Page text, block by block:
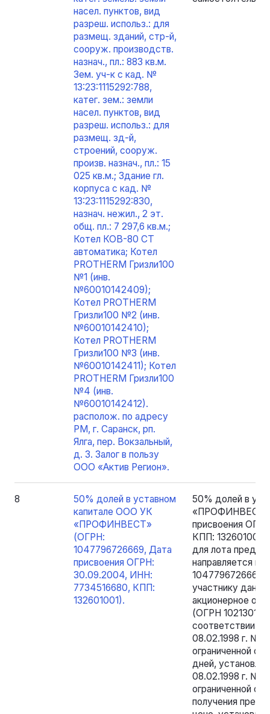
насел. пунктов, вид
разреш. использ.: для
размещ. зданий, стр-й,
сооруж. производств.
назнач., пл.: 883 кв.м.
Зем. уч-к с кад. №
13:23:1115292:788,
катег. зем.: земли
насел. пунктов, вид
разреш. использ.: для
размещ. зд-й,
строений, сооруж.
произв. назнач., пл.: 15
025 кв.м.; Здание гл.
корпуса с кад. №
13:23:1115292:830,
назнач. нежил., 2 эт.
общ. пл.: 7 297,6 кв.м.;
Котел КОВ-80 СТ
автоматика; Котел
PROTHERM Гризли100
№1 (инв.
№60010142409);
Котел PROTHERM
Гризли100 №2 (инв.
№60010142410);
Котел PROTHERM
Гризли100 №3 (инв.
№60010142411); Котел
PROTHERM Гризли100
№4 (инв.
№60010142412).
располож. по адресу
РМ, г. Саранск, рп.
Ялга, пер. Вокзальный,
д. 3. Залог в пользу
ООО «Актив Регион».
8
50% долей в уставном
капитале ООО УК
«ПРОФИНВЕСТ»
(ОГРН:
1047796726669, Дата
присвоения ОГРН:
30.09.2004, ИНН:
7734516680, КПП:
132601001).
50% долей в
«ПРОФИНВЕСТ»
присвоения
КПП:
для лота
направляется
участнику
акционерное
(ОГРН
соответствии с
08.02.1998 г. №
ограниченной
дней,
08.02.1998 г. №
ограниченной
получения